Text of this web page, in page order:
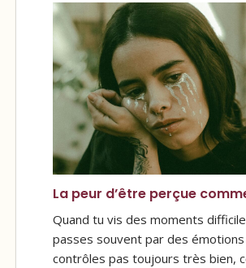
La peur d’être perçue
Quand tu vis des moments
passes souvent par des
contrôles pas toujours très bien,